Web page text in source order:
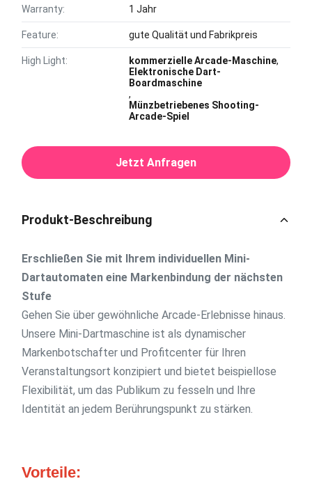
Warranty: 1 Jahr
Feature: gute Qualität und Fabrikpreis
High Light: kommerzielle Arcade-Maschine,
Elektronische Dart-
Boardmaschine
,
Münzbetriebenes Shooting-
Arcade-Spiel
Jetzt Anfragen
Produkt-Beschreibung
Erschließen Sie mit Ihrem individuellen Mini-
Dartautomaten eine Markenbindung der nächsten
Stufe
Gehen Sie über gewöhnliche Arcade-Erlebnisse hinaus.
Unsere Mini-Dartmaschine ist als dynamischer
Markenbotschafter und Profitcenter für Ihren
Veranstaltungsort konzipiert und bietet beispiellose
Flexibilität, um das Publikum zu fesseln und Ihre
Identität an jedem Berührungspunkt zu stärken.
Vorteile: